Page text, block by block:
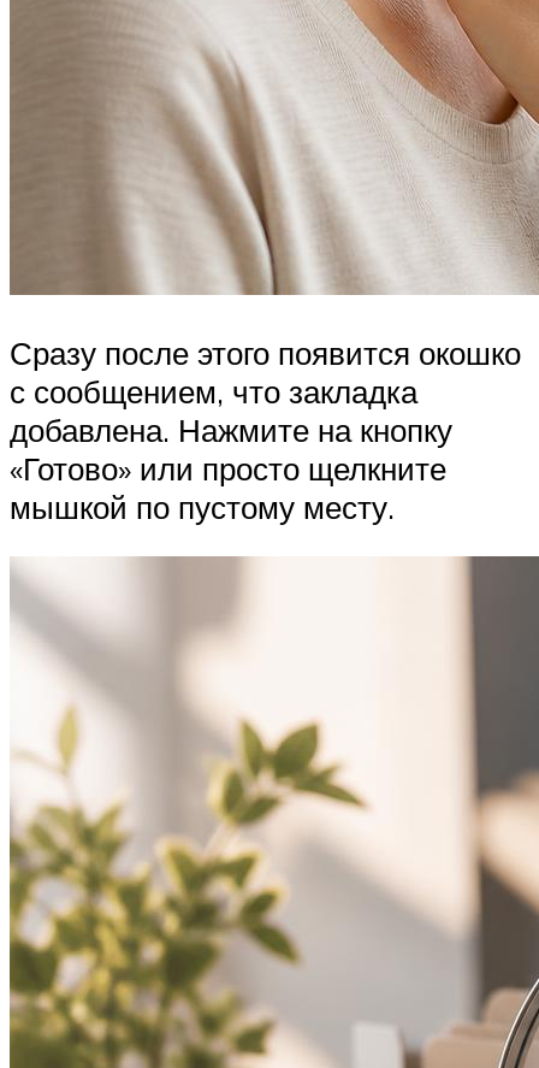
Сразу после этого появится окошко
с сообщением, что закладка
добавлена. Нажмите на кнопку
«Готово» или просто щелкните
мышкой по пустому месту.